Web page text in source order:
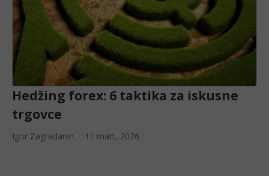
Hedžing forex: 6 taktika za iskusne
trgovce
Igor Zagradanin 11 mart, 2026